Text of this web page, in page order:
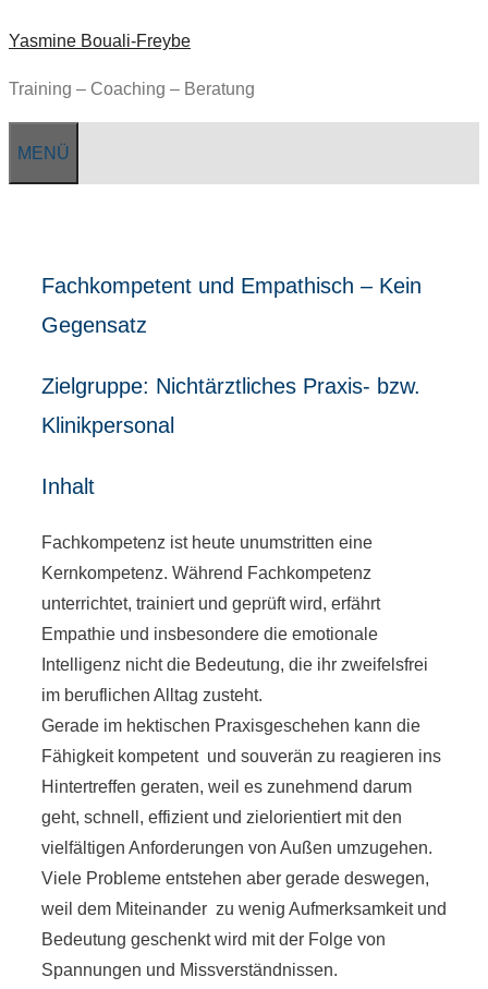
Inhalt
springen
Yasmine Bouali-Freybe
Training – Coaching – Beratung
MENÜ
Fachkompetent und Empathisch – Kein
Gegensatz
Zielgruppe: Nichtärztliches Praxis- bzw.
Klinikpersonal
Inhalt
Fachkompetenz ist heute unumstritten eine
Kernkompetenz. Während Fachkompetenz
unterrichtet, trainiert und geprüft wird, erfährt
Empathie und insbesondere die emotionale
Intelligenz nicht die Bedeutung, die ihr zweifelsfrei
im beruflichen Alltag zusteht.
Gerade im hektischen Praxisgeschehen kann die
Fähigkeit kompetent und souverän zu reagieren ins
Hintertreffen geraten, weil es zunehmend darum
geht, schnell, effizient und zielorientiert mit den
vielfältigen Anforderungen von Außen umzugehen.
Viele Probleme entstehen aber gerade deswegen,
weil dem Miteinander zu wenig Aufmerksamkeit und
Bedeutung geschenkt wird mit der Folge von
Spannungen und Missverständnissen.